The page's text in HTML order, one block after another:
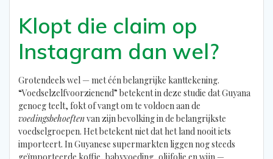
Klopt die claim op
Instagram dan wel?
Grotendeels wel — met één belangrijke kanttekening.
“Voedselzelfvoorzienend” betekent in deze studie dat Guyana
genoeg teelt, fokt of vangt om te voldoen aan de
voedingsbehoeftenvan zijn bevolking in de belangrijkste
voedselgroepen. Het betekent niet dat het land nooit iets
importeert. In Guyanese supermarkten liggen nog steeds